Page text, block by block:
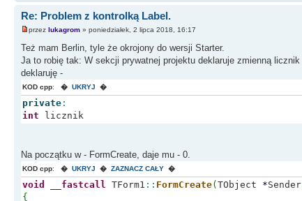
Re: Problem z kontrolką Label.
przez lukagrom » poniedziałek, 2 lipca 2018, 16:17
Też mam Berlin, tyle że okrojony do wersji Starter.
Ja to robię tak: W sekcji prywatnej projektu deklaruje zmienną licznik
deklaruję -
KOD cpp: � UKRYJ �
private :
int licznik
Na początku w - FormCreate, daje mu - 0.
KOD cpp: � UKRYJ � ZAZNACZ CAŁY �
void __fastcall TForm1 :: FormCreate(TObject *Sender
{